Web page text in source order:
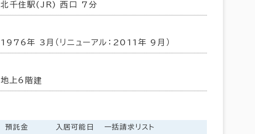
北千住駅(JR) 西口 7分
1976年 3月（リニューアル：2011年 9月）
地上6階建
預託金 入居可能日 一括請求リスト